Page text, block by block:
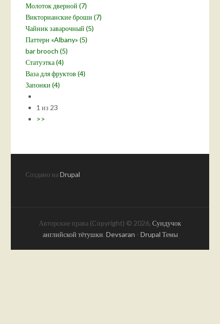
Молоток дверной (7)
Викторианские броши (7)
Чайник заварочный (5)
Паттерн «Albany» (5)
bar brooch (5)
Статуэтка (4)
Ваза для фруктов (4)
Запонки (4)
1 из 23
>>
Создано наDrupal
Авторские права (Copyright) © 2026, Сундучок
английской тётушки. Devsaran - Drupal Темы